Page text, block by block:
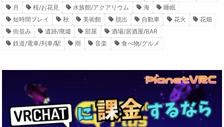
月
桜/お花見 水族館/アクアリウム 海
睡眠
短時間プレイ
秋 美術館 脱出 自動車 花火
花畑
街並み
遺跡/廃墟 部屋
酒場/居酒屋/BAR
鉄道/電車/列車/駅
雨 音楽 食べ物/グルメ